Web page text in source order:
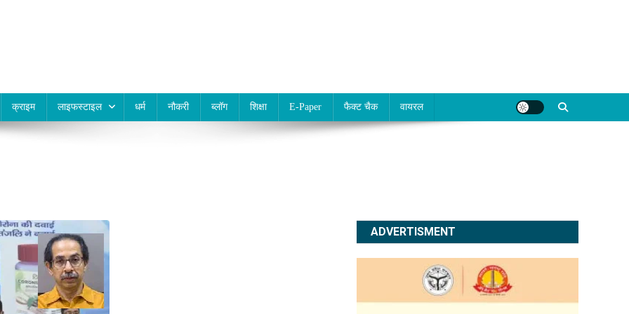
क्राइम लाइफस्टाइल धर्म नौकरी ब्लॉग शिक्षा E-Paper फैक्ट चैक वायरल
ADVERTISMENT